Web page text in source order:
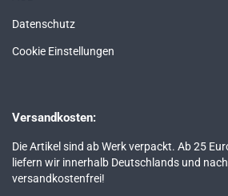
Datenschutz
Cookie Einstellungen
Versandkosten:
Die Artikel sind ab Werk verpackt. Ab 25
liefern wir innerhalb Deutschlands und
versandkostenfrei!